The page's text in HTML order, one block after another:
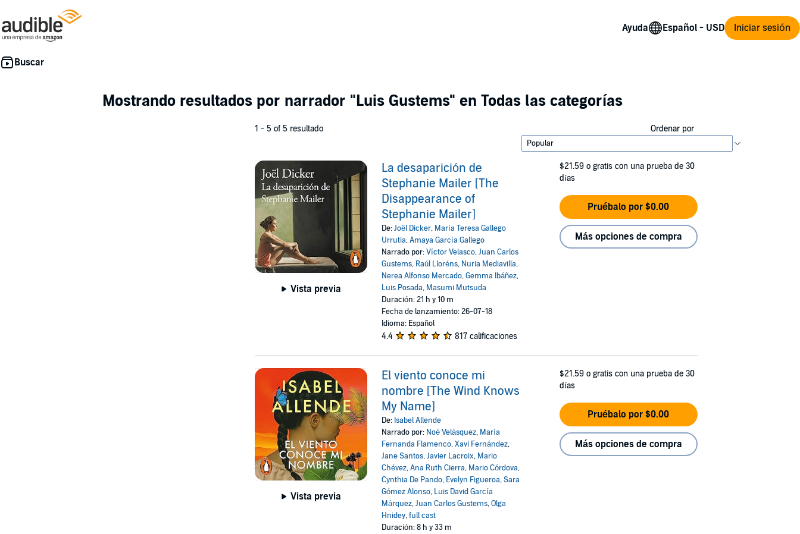
Ayuda Iniciar sesión
Mostrando resultados por narrador "Luis Gustems" en Todas las categorías
1 - 5 of 5 resultado Ordenar por
Vista previa
La desaparición de
Stephanie Mailer [The
Disappearance of
Stephanie Mailer]
De:Joël Dicker, María Teresa Gallego
Urrutia,Amaya García Gallego
Narrado por:Víctor Velasco,Juan Carlos
Gustems, Raúl Lloréns, Nuria Mediavilla,
Nerea Alfonso Mercado,Gemma Ibáñez,
Luis Posada, Masumi Mutsuda
Duración: 21 h y 10 m
Fecha de lanzamiento: 26-07-18
Idioma: Español
4.4 817 calificaciones
$21.59 o gratis con una prueba de 30
días
Pruébalo por $0.00
Más opciones de compra
Vista previa
El viento conoce mi
nombre [The Wind Knows
My Name]
De: Isabel Allende
Narrado por: Noé Velásquez, María
Fernanda Flamenco,Xavi Fernández,
Jane Santos,Javier Lacroix, Mario
Chévez,Ana Ruth Cierra, Mario Córdova,
Cynthia De Pando, Evelyn Figueroa,Sara
Gómez Alonso, Luis David García
Márquez,Juan Carlos Gustems,Olga
Hnidey,full cast
Duración: 8 h y 33 m
$21.59 o gratis con una prueba de 30
días
Pruébalo por $0.00
Más opciones de compra